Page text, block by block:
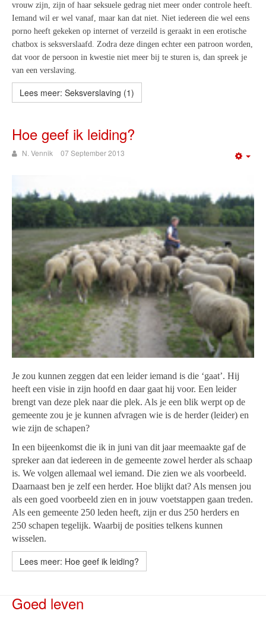
vrouw zijn, zijn of haar seksuele gedrag niet meer onder controle heeft.
Iemand wil er wel vanaf, maar kan dat niet. Niet iedereen die wel eens
porno heeft gekeken op internet of verzeild is geraakt in een erotische
chatbox is seksverslaafd. Zodra deze dingen echter een patroon worden,
dat voor de persoon in kwestie niet meer bij te sturen is, dan spreek je
van een verslaving.
Lees meer: Seksverslaving (1)
Hoe geef ik leiding?
N. Vennik 07 September 2013
Je zou kunnen zeggen dat een leider iemand is die ‘gaat’. Hij
heeft een visie in zijn hoofd en daar gaat hij voor. Een leider
brengt van deze plek naar die plek. Als je een blik werpt op de
gemeente zou je je kunnen afvragen wie is de herder (leider) en
wie zijn de schapen?
In een bijeenkomst die ik in juni van dit jaar meemaakte gaf de
spreker aan dat iedereen in de gemeente zowel herder als schaap
is. We volgen allemaal wel iemand. Die zien we als voorbeeld.
Daarnaast ben je zelf een herder. Hoe blijkt dat? Als mensen jou
als een goed voorbeeld zien en in jouw voetstappen gaan treden.
Als een gemeente 250 leden heeft, zijn er dus 250 herders en
250 schapen tegelijk. Waarbij de posities telkens kunnen
wisselen.
Lees meer: Hoe geef ik leiding?
Goed leven